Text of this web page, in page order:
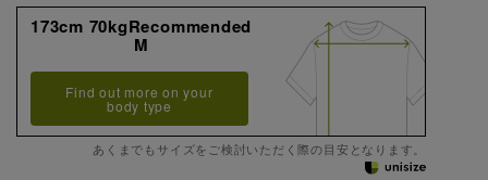
173cm 70kgRecommended
M
Find out more on your
body type
あくまでもサイズをご検討いただく際の目安となります。